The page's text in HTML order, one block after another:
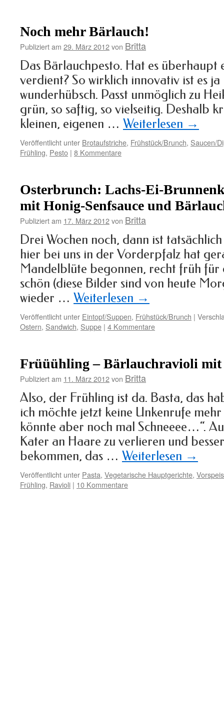
Noch mehr Bärlauch!
Publiziert am 29. März 2012von Britta
Das Bärlauchpesto. Hat es überhaupt
verdient? So wirklich innovativ ist es ja
wunderhübsch. Passt unmöglich zu
grün, so saftig, so vielseitig. Deshalb
kleinen, eigenen … Weiterlesen →
Veröffentlicht unter Brotaufstriche, Frühstück/Brunch, Saucen/
Frühling, Pesto | 8 Kommentare
Osterbrunch: Lachs-Ei-
mit Honig-Senfsauce und
Publiziert am 17. März 2012von Britta
Drei Wochen noch, dann ist
hier bei uns in der Vorderpfalz hat
Mandelblüte begonnen, recht früh für
schön (diese Bilder sind von heute
wieder … Weiterlesen →
Veröffentlicht unter Eintopf/Suppen, Frühstück/Brunch |
Ostern, Sandwich, Suppe | 4 Kommentare
Früüühling – Bärlauchravioli mit
Publiziert am 11. März 2012von Britta
Also, der Frühling ist da. Basta, das
ich möchte jetzt keine Unkenrufe
könnte aber noch mal Schneeee…“.
Kater an Haare zu verlieren und
bekommen, das … Weiterlesen →
Veröffentlicht unter Pasta, Vegetarische Hauptgerichte,
Frühling, Ravioli | 10 Kommentare